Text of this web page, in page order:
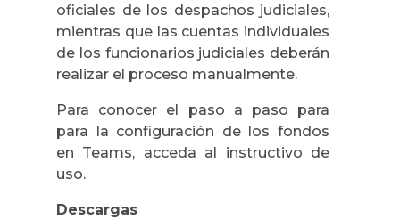
oficiales de los despachos judiciales,
mientras que las cuentas individuales
de los funcionarios judiciales deberán
realizar el proceso manualmente.
Para conocer el paso a paso para
para la configuración de los fondos
en Teams, acceda al instructivo de
uso.
Descargas